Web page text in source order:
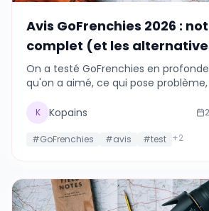
Avis GoFrenchies 2026 :
complet (et les
On a testé GoFrenchies en
qu'on a aimé, ce qui pose
K Kopains
#GoFrenchies #avis #test +2